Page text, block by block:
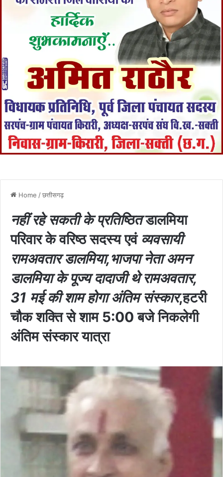
Home /छत्तीसगढ़
नहीं रहे सकती के प्रतिष्ठितडालमिया
परिवार के वरिष्ठ सदस्य एवं व्यवसायी
रामअवतार डालमिया,भाजपा नेता अमन
डालमिया के पूज्य दादाजी थे रामअवतार,
31 मई की शाम होगा अंतिम संस्कार,हटरी
चौक शक्ति से शाम 5:00 बजे निकलेगी
अंतिम संस्कार यात्रा